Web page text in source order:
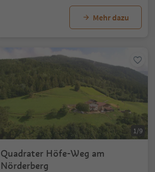
Mehr dazu
1/9
Quadrater Höfe-Weg am
Nörderberg